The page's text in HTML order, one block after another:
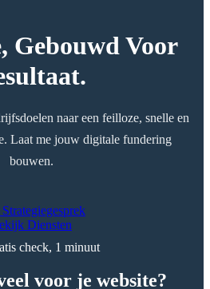
Gebouwd Voor
naar een feilloze, snelle en
Laat me jouw digitale fundering
bouwen.
Diensten
check, 1 minuut
voor je website?